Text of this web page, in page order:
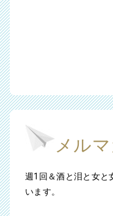
メル
週1回＆酒と泪と女と
います。